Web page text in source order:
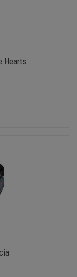
Hearts ...